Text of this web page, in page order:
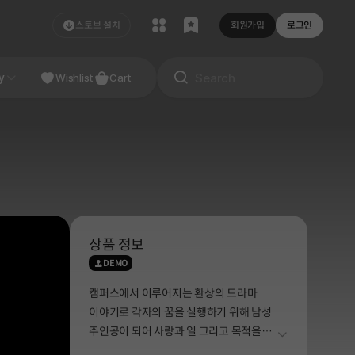
스토브 설치 회원가입 로그인
Studio
Wishlist Cart
상품 정보
DEMO
캠퍼스에서 이루어지는 환상의 드라마
이야기로 각자의 꿈을 실행하기 위해 남성
주인공이 되어 사랑과 일 그리고 목적을
더보기